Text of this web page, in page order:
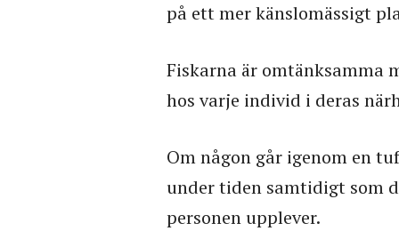
på ett mer känslomässigt
Fiskarna är omtänksamma
hos varje individ i deras
Om någon går igenom en
under tiden samtidigt som
personen upplever.